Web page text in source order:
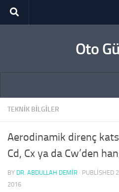
Skip to content
Oto
TEKNIK BILGILER
Aerodinamik direnç
Cd, Cx ya da Cw’den
BY DR. ABDULLAH DEMİR · PUBLISHED
2016